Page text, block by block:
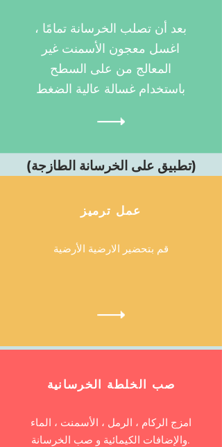
بعد أن تصلب الخرسانة تمامًا ،
اغسل معجون الأسمنت غير
المعالج من على السطح
باستخدام غسالة عالية الضغط
(تطبيق على الخرسانة الطازجة)
عمل ترميز
قم بتحضير الارضية الأرضية
صب الخلطة الخرسانية
امزج الركام ، الرمل ، الأسمنت ، الماء
والإضافات الكيمائية و صب الخرسانة.